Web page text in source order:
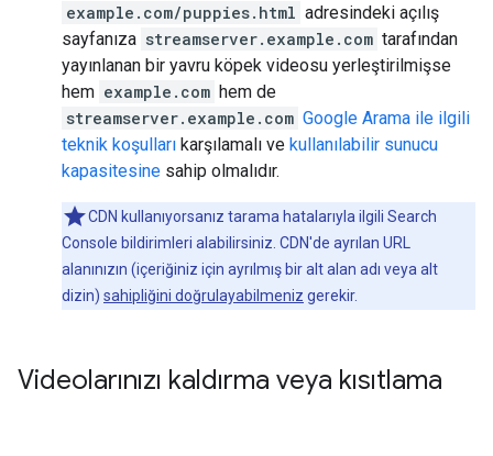
example.com/puppies.html adresindeki açılış
sayfanıza streamserver.example.com tarafından
yayınlanan bir yavru köpek videosu yerleştirilmişse
hem example.com hem de
streamserver.example.com Google Arama ile ilgili
teknik koşulları karşılamalı ve kullanılabilir sunucu
kapasitesine sahip olmalıdır.
CDN kullanıyorsanız tarama hatalarıyla ilgili Search
Console bildirimleri alabilirsiniz. CDN'de ayrılan URL
alanınızın (içeriğiniz için ayrılmış bir alt alan adı veya alt
dizin) sahipliğini doğrulayabilmeniz gerekir.
Videolarınızı kaldırma veya kısıtlama